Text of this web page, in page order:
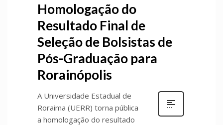
Homologação do
Resultado Final de
Seleção de Bolsistas de
Pós-Graduação para
Rorainópolis
A Universidade Estadual de
Roraima (UERR) torna pública
a homologação do resultado